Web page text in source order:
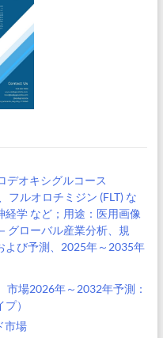
デオキシグルコース
フルオロチミジン (FLT) な
経学 など；用途：医用画像
グローバル産業分析、規
よび予測、2025年～2035年
市場2026年～2032年予測：
）
市場